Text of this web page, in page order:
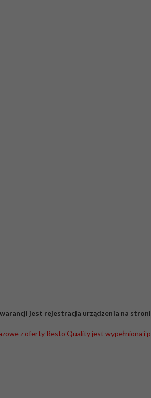
jest rejestracja urządzenia na
z oferty Resto Quality jest wypełniona